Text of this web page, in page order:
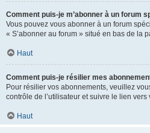
Comment puis-je m’abonner à un forum
Vous pouvez vous abonner à un forum
« S’abonner au forum » situé en bas de la
Haut
Comment puis-je résilier mes
Pour résilier vos abonnements, veuillez
contrôle de l’utilisateur et suivre le lien
Haut